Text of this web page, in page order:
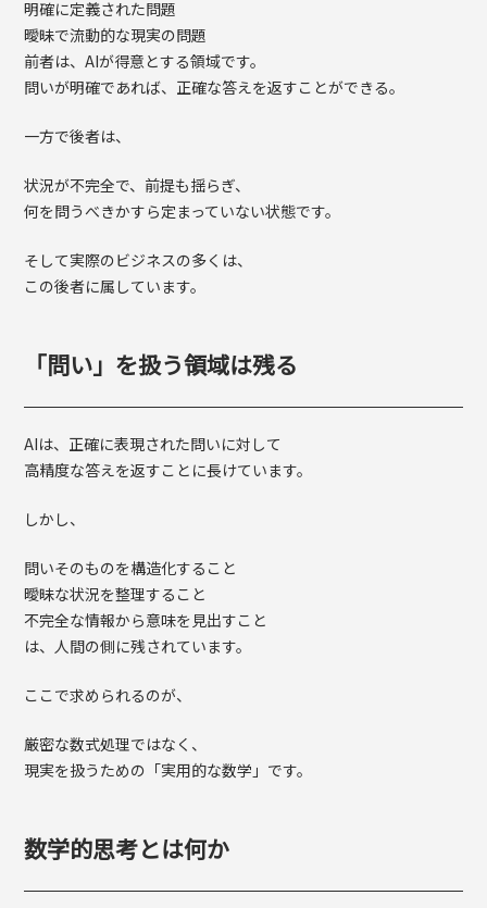
明確に定義された問題
曖昧で流動的な現実の問題
前者は、AIが得意とする領域です。
問いが明確であれば、正確な答えを返すことができる。
一方で後者は、
状況が不完全で、前提も揺らぎ、
何を問うべきかすら定まっていない状態です。
そして実際のビジネスの多くは、
この後者に属しています。
「問い」を扱う領域は残る
AIは、正確に表現された問いに対して
高精度な答えを返すことに長けています。
しかし、
問いそのものを構造化すること
曖昧な状況を整理すること
不完全な情報から意味を見出すこと
は、人間の側に残されています。
ここで求められるのが、
厳密な数式処理ではなく、
現実を扱うための「実用的な数学」です。
数学的思考とは何か